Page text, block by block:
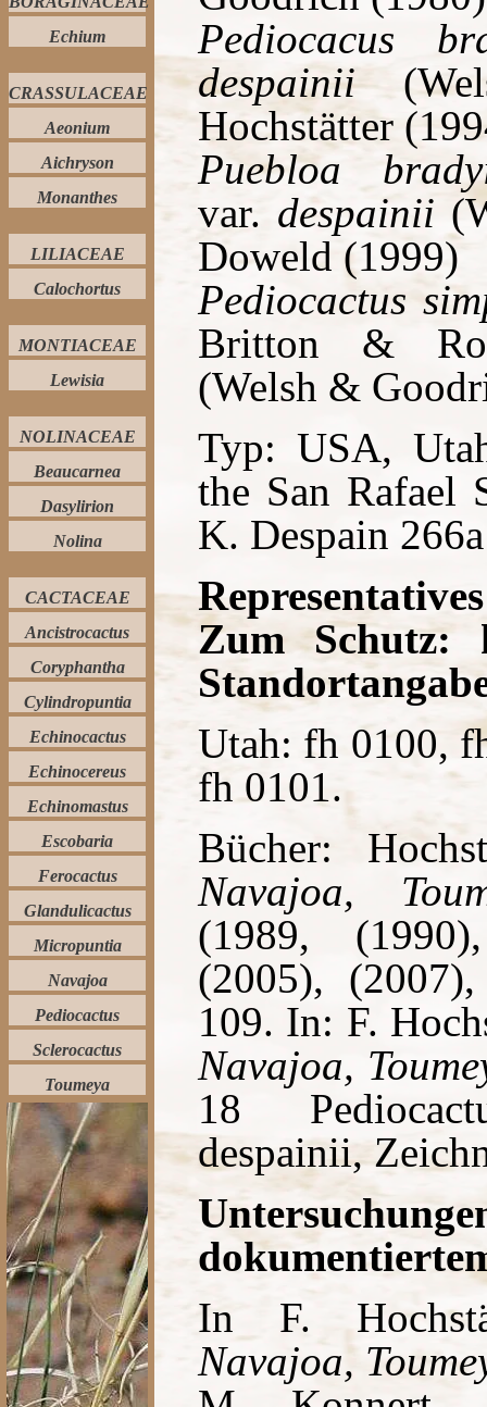
Echium
CRASSULACEAE
Aeonium
Aichryson
Monanthes
LILIACEAE
Calochortus
MONTIACEAE
Lewisia
NOLINACEAE
Beaucarnea
Dasylirion
Nolina
CACTACEAE
Ancistrocactus
Coryphantha
Cylindropuntia
Echinocactus
Echinocereus
Echinomastus
Escobaria
Ferocactus
Glandulicactus
Micropuntia
Navajoa
Pediocactus
Sclerocactus
Toumeya
Pediocacus
despainii
Hochstätter
Puebloa
var. despainii
Doweld (1999)
Pediocactus
Britton &
(Welsh &
Typ: USA,
the San Rafael
K. Despain
Zum Schutz:
Utah: fh 0100,
fh 0101.
Bücher:
Navajoa,
(1989,
(2005),
109. In: F.
Navajoa,
18
despainii,
In F.
Navajoa,